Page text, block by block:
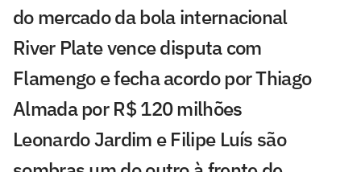
do mercado da bola internacional
River Plate vence disputa com
Flamengo e fecha acordo por Thiago
Almada por R$ 120 milhões
Leonardo Jardim e Filipe Luís são